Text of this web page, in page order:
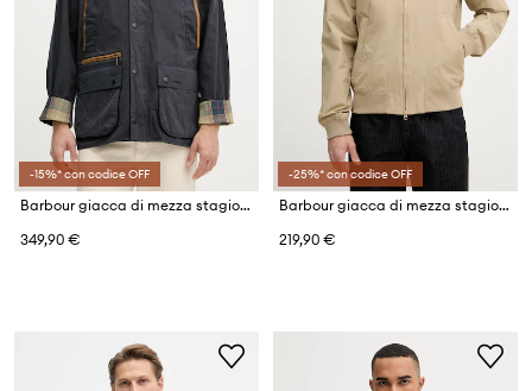
-15%* con codice OFF
Barbour giacca di mezza stagione da uomo con cotone Bedale
349,90 €
-25%* con codice OFF
Barbour giacca di mezza stagione da uomo Royston
219,90 €